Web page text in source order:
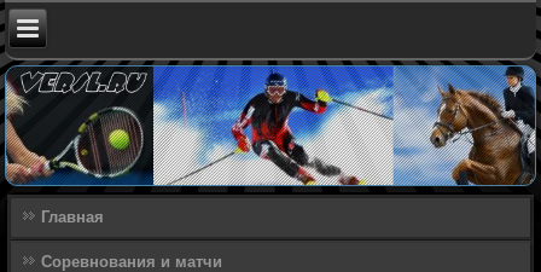
Главная
Соревнования и матчи